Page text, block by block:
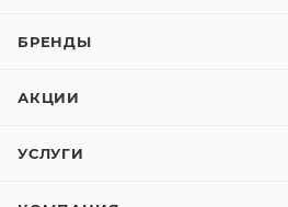
БРЕНДЫ
АКЦИИ
УСЛУГИ